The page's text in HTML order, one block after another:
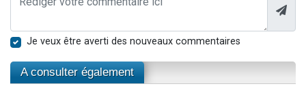
Je veux être averti des nouveaux commentaires
A consulter également